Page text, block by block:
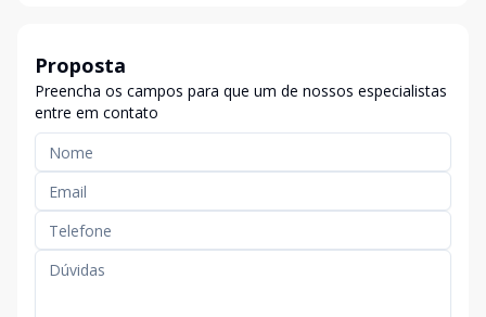
Proposta
Preencha os campos para que um de nossos especialistas
entre em contato